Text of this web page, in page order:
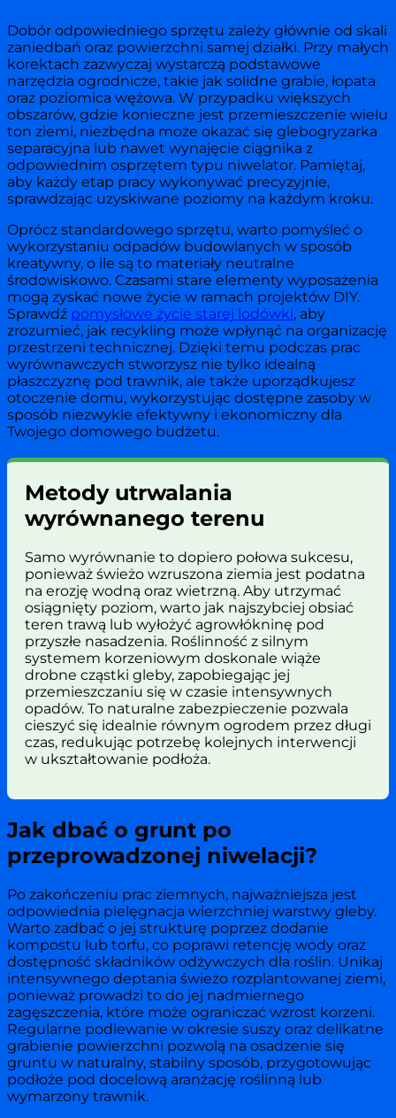
Dobór odpowiedniego sprzętu zależy głównie od skali
zaniedbań oraz powierzchni samej działki. Przy małych
korektach zazwyczaj wystarczą podstawowe
narzędzia ogrodnicze, takie jak solidne grabie, łopata
oraz poziomica wężowa. W przypadku większych
obszarów, gdzie konieczne jest przemieszczenie wielu
ton ziemi, niezbędna może okazać się glebogryzarka
separacyjna lub nawet wynajęcie ciągnika z
odpowiednim osprzętem typu niwelator. Pamiętaj,
aby każdy etap pracy wykonywać precyzyjnie,
sprawdzając uzyskiwane poziomy na każdym kroku.
Oprócz standardowego sprzętu, warto pomyśleć o
wykorzystaniu odpadów budowlanych w sposób
kreatywny, o ile są to materiały neutralne
środowiskowo. Czasami stare elementy wyposażenia
mogą zyskać nowe życie w ramach projektów DIY.
Sprawdź pomysłowe życie starej lodówki, aby
zrozumieć, jak recykling może wpłynąć na organizację
przestrzeni technicznej. Dzięki temu podczas prac
wyrównawczych stworzysz nie tylko idealną
płaszczyznę pod trawnik, ale także uporządkujesz
otoczenie domu, wykorzystując dostępne zasoby w
sposób niezwykle efektywny i ekonomiczny dla
Twojego domowego budżetu.
Metody utrwalania
wyrównanego terenu
Samo wyrównanie to dopiero połowa sukcesu,
ponieważ świeżo wzruszona ziemia jest podatna
na erozję wodną oraz wietrzną. Aby utrzymać
osiągnięty poziom, warto jak najszybciej obsiać
teren trawą lub wyłożyć agrowłókninę pod
przyszłe nasadzenia. Roślinność z silnym
systemem korzeniowym doskonale wiąże
drobne cząstki gleby, zapobiegając jej
przemieszczaniu się w czasie intensywnych
opadów. To naturalne zabezpieczenie pozwala
cieszyć się idealnie równym ogrodem przez długi
czas, redukując potrzebę kolejnych interwencji
w ukształtowanie podłoża.
Jak dbać o grunt po
przeprowadzonej niwelacji?
Po zakończeniu prac ziemnych, najważniejsza jest
odpowiednia pielęgnacja wierzchniej warstwy gleby.
Warto zadbać o jej strukturę poprzez dodanie
kompostu lub torfu, co poprawi retencję wody oraz
dostępność składników odżywczych dla roślin. Unikaj
intensywnego deptania świeżo rozplantowanej ziemi,
ponieważ prowadzi to do jej nadmiernego
zagęszczenia, które może ograniczać wzrost korzeni.
Regularne podlewanie w okresie suszy oraz delikatne
grabienie powierzchni pozwolą na osadzenie się
gruntu w naturalny, stabilny sposób, przygotowując
podłoże pod docelową aranżację roślinną lub
wymarzony trawnik.